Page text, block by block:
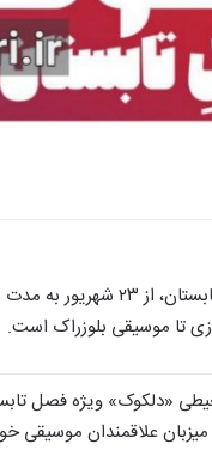
سلسله اجراهای موسیقی
تا موسیقی بلوزراک است.
علاقمندان موسیقی